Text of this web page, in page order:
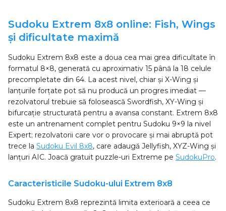
Sudoku Extrem 8x8 online: Fish, Wings
și dificultate maximă
Sudoku Extrem 8x8 este a doua cea mai grea dificultate în
formatul 8×8, generată cu aproximativ 15 până la 18 celule
precompletate din 64. La acest nivel, chiar și X-Wing și
lanțurile forțate pot să nu producă un progres imediat —
rezolvatorul trebuie să folosească Swordfish, XY-Wing și
bifurcație structurată pentru a avansa constant. Extrem 8x8
este un antrenament complet pentru Sudoku 9×9 la nivel
Expert; rezolvatorii care vor o provocare și mai abruptă pot
trece la Sudoku Evil 8x8, care adaugă Jellyfish, XYZ-Wing și
lanțuri AIC. Joacă gratuit puzzle-uri Extreme pe SudokuPro.
Caracteristicile Sudoku-ului Extrem 8x8
Sudoku Extrem 8x8 reprezintă limita exterioară a ceea ce